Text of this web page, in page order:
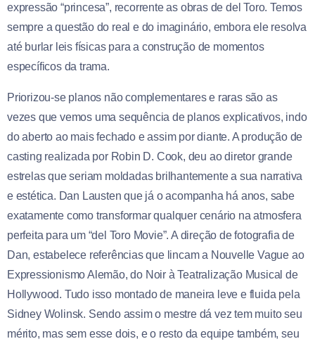
expressão “princesa”, recorrente as obras de del Toro. Temos
sempre a questão do real e do imaginário, embora ele resolva
até burlar leis físicas para a construção de momentos
específicos da trama.
Priorizou-se planos não complementares e raras são as
vezes que vemos uma sequência de planos explicativos, indo
do aberto ao mais fechado e assim por diante. A produção de
casting realizada por Robin D. Cook, deu ao diretor grande
estrelas que seriam moldadas brilhantemente a sua narrativa
e estética. Dan Lausten que já o acompanha há anos, sabe
exatamente como transformar qualquer cenário na atmosfera
perfeita para um “del Toro Movie”. A direção de fotografia de
Dan, estabelece referências que lincam a Nouvelle Vague ao
Expressionismo Alemão, do Noir à Teatralização Musical de
Hollywood. Tudo isso montado de maneira leve e fluida pela
Sidney Wolinsk. Sendo assim o mestre dá vez tem muito seu
mérito, mas sem esse dois, e o resto da equipe também, seu